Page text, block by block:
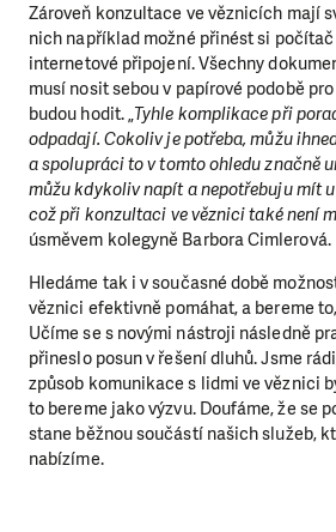
Zároveň konzultace ve věznicích mají
nich například možné přinést si
internetové připojení. Všechny
musí nosit sebou v papírové podobě
budou hodit. „Tyhle komplikace při
odpadají. Cokoliv je potřeba, můžu
a spolupráci to v tomto ohledu značně
můžu kdykoliv napít a nepotřebuju mít
což při konzultaci ve věznici také není
úsměvem kolegyně Barbora Cimlerová.
Hledáme tak i v současné době
věznici efektivně pomáhat, a bereme
Učíme se s novými nástroji následně
přineslo posun v řešení dluhů. Jsme
způsob komunikace s lidmi ve věznici
to bereme jako výzvu. Doufáme, že se
stane běžnou součástí našich služeb,
nabízíme.